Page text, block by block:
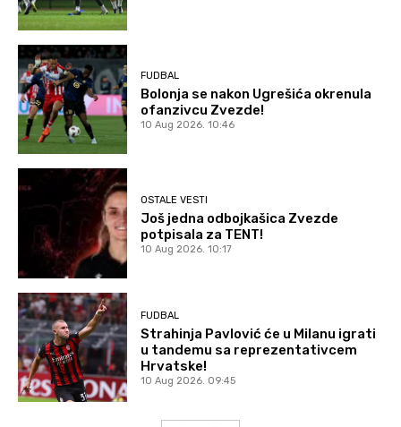
FUDBAL
Bolonja se nakon Ugrešića okrenula
ofanzivcu Zvezde!
10 Aug 2026. 10:46
OSTALE VESTI
Još jedna odbojkašica Zvezde
potpisala za TENT!
10 Aug 2026. 10:17
FUDBAL
Strahinja Pavlović će u Milanu igrati
u tandemu sa reprezentativcem
Hrvatske!
10 Aug 2026. 09:45